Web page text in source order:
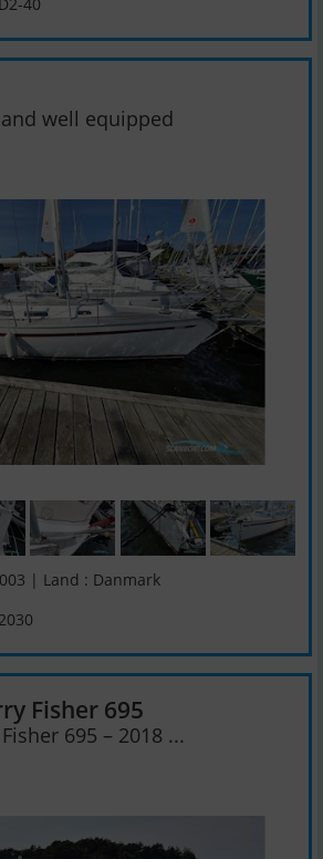
well equipped
| Land : Danmark
Fisher 695
695 – 2018 ...